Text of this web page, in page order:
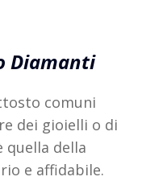
Diamanti
comuni
dei gioielli o di
quella della
e affidabile.